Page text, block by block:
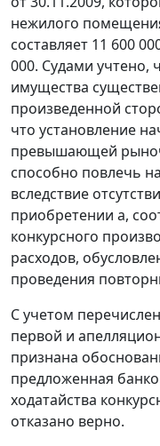
нежилого
составляет 11 600
000. Судами учтено,
имущества
произведенной
что установление
превышающей
способно повлечь
вследствие
приобретении а,
конкурсного
расходов,
проведения
С учетом
первой и
признана
предложенная
ходатайства
отказано верно.